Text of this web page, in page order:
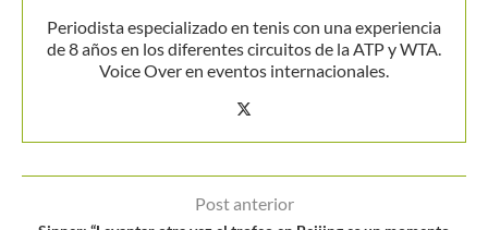
Periodista especializado en tenis con una experiencia
de 8 años en los diferentes circuitos de la ATP y WTA.
Voice Over en eventos internacionales.
Post anterior